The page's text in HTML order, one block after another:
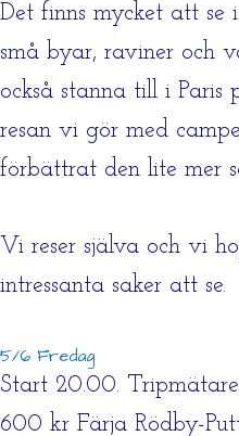
Det finns mycket att se
små byar, raviner och
också stanna till i Paris
resan vi gör med
förbättrat den lite mer
Vi reser själva och vi
intressanta saker att se.
5/6 Fredag
Start 20.00.
600 kr Färja Rödby-